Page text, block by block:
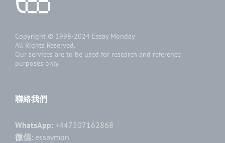
Copyright © 1998-2024 Essay Monday
All Rights Reserved.
Our services are to be used for research and reference
purposes only.
聯絡我們
WhatsApp: +447507162868
微信: essaymon